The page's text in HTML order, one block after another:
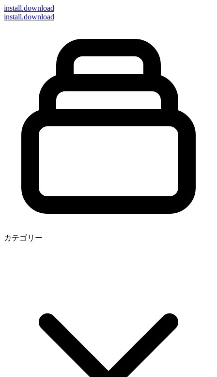
install.download
install.download
カテゴリー